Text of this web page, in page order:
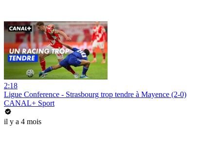
2:18
Ligue Conference - Strasbourg trop tendre à Mayence (2-0)
CANAL+ Sport
il y a 4 mois